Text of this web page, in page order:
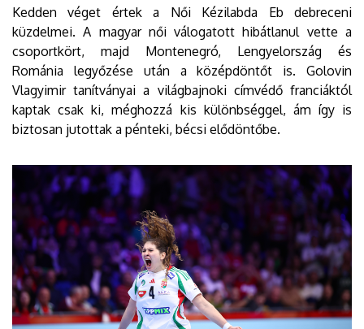
Kedden véget értek a Női Kézilabda Eb debreceni
küzdelmei. A magyar női válogatott hibátlanul vette a
csoportkört, majd Montenegró, Lengyelország és
Románia legyőzése után a középdöntőt is. Golovin
Vlagyimir tanítványai a világbajnoki címvédő franciáktól
kaptak csak ki, méghozzá kis különbséggel, ám így is
biztosan jutottak a pénteki, bécsi elődöntőbe.